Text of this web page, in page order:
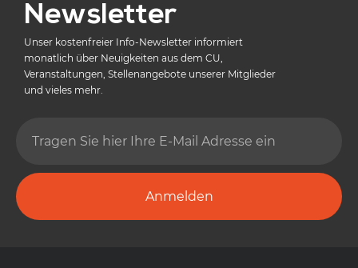
Newsletter
Unser kostenfreier Info-Newsletter informiert
monatlich über Neuigkeiten aus dem CU,
Veranstaltungen, Stellenangebote unserer Mitglieder
und vieles mehr.
Anmelden